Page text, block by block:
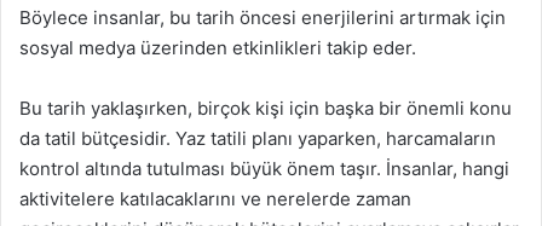
Böylece insanlar, bu tarih öncesi enerjilerini artırmak için
sosyal medya üzerinden etkinlikleri takip eder.
Bu tarih yaklaşırken, birçok kişi için başka bir önemli konu
da tatil bütçesidir. Yaz tatili planı yaparken, harcamaların
kontrol altında tutulması büyük önem taşır. İnsanlar, hangi
aktivitelere katılacaklarını ve nerelerde zaman